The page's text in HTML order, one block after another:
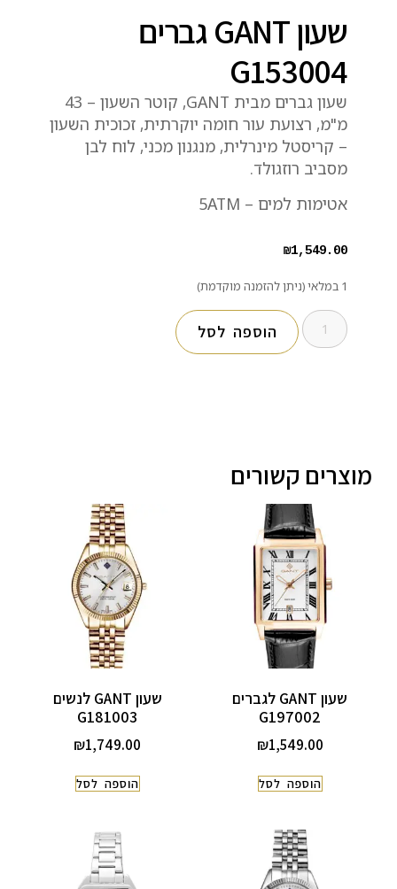
שעון GANT גברים
G153004
שעון גברים מבית GANT, קוטר השעון – 43
מ"מ, רצועת עור חומה יוקרתית, זכוכית השעון
– קריסטל מינרלית, מנגנון מכני, לוח לבן
מסביב רוזגולד.
אטימות למים – 5ATM
₪1,549.00
1 במלאי (ניתן להזמנה מוקדמת)
הוספה לסל
מוצרים קשורים
שעון GANT לגברים
G197002
₪1,549.00
הוספה לסל
שעון GANT לנשים
G181003
₪1,749.00
הוספה לסל